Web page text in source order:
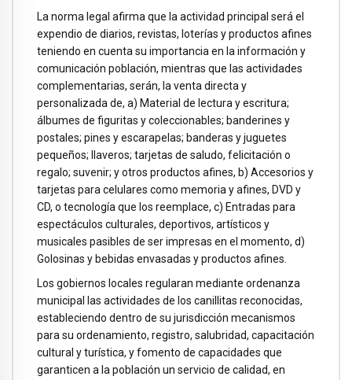
La norma legal afirma que la actividad principal será el
expendio de diarios, revistas, loterías y productos afines
teniendo en cuenta su importancia en la información y
comunicación población, mientras que las actividades
complementarias, serán, la venta directa y
personalizada de, a) Material de lectura y escritura;
álbumes de figuritas y coleccionables; banderines y
postales; pines y escarapelas; banderas y juguetes
pequeños; llaveros; tarjetas de saludo, felicitación o
regalo; suvenir; y otros productos afines, b) Accesorios y
tarjetas para celulares como memoria y afines, DVD y
CD, o tecnología que los reemplace, c) Entradas para
espectáculos culturales, deportivos, artísticos y
musicales pasibles de ser impresas en el momento, d)
Golosinas y bebidas envasadas y productos afines.
Los gobiernos locales regularan mediante ordenanza
municipal las actividades de los canillitas reconocidas,
estableciendo dentro de su jurisdicción mecanismos
para su ordenamiento, registro, salubridad, capacitación
cultural y turística, y fomento de capacidades que
garanticen a la población un servicio de calidad, en